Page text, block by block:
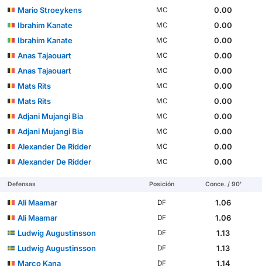
Mario Stroeykens
MC
0.00
Ibrahim Kanate
MC
0.00
Ibrahim Kanate
MC
0.00
Anas Tajaouart
MC
0.00
Anas Tajaouart
MC
0.00
Mats Rits
MC
0.00
Mats Rits
MC
0.00
Adjani Mujangi Bia
MC
0.00
Adjani Mujangi Bia
MC
0.00
Alexander De Ridder
MC
0.00
Alexander De Ridder
MC 0.00
Defensas Posición Conce. / 90'
Ali Maamar DF
1.06
Ali Maamar
DF
1.06
Ludwig Augustinsson
DF
1.13
Ludwig Augustinsson
DF
1.13
Marco Kana
DF
1.14